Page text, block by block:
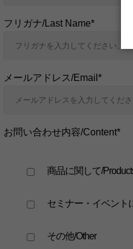
フリガナ/Last Name*
メールアドレス/Email*
お問い合わせ内容/Content*
商品に関して/
セミナー・イベント
その他/Other